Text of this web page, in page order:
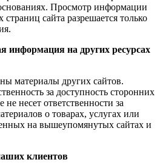
Просмотр информации
сайта разрешается только
информация на других ресурсах
материалы других сайтов.
за доступность сторонних
не несет ответственности за
о товарах, услугах или
на вышеупомянутых сайтах и
клиентов